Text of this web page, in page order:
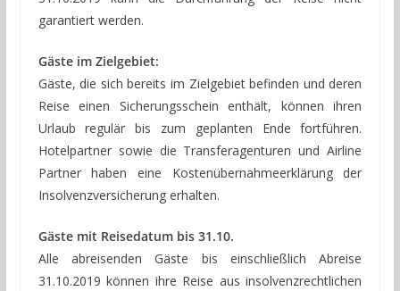
garantiert werden.
Gäste im Zielgebiet:
Gäste, die sich bereits im Zielgebiet befinden und deren
Reise einen Sicherungsschein enthält, können ihren
Urlaub regulär bis zum geplanten Ende fortführen.
Hotelpartner sowie die Transferagenturen und Airline
Partner haben eine Kostenübernahmeerklärung der
Insolvenzversicherung erhalten.
Gäste mit Reisedatum bis 31.10.
Alle abreisenden Gäste bis einschließlich Abreise
31.10.2019 können ihre Reise aus insolvenzrechtlichen